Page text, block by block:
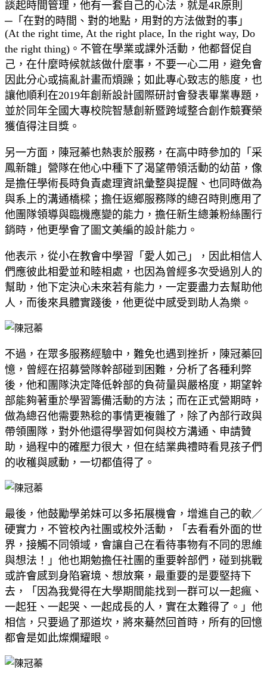
談起時間管理，他有一套自己的心法，就是4R原則
─「在對的時間、對的地點，用對的方法做對的事」
(At the right time, At the right place, In the right way, Do
the right thing)。不管在學業或課外活動，他都督促自
己，在什麼時候就該做什麼事，不要一心二用，避免會
因此分心或搞亂計畫而煩躁；如此專心致志的態度，也
讓他順利在2019年創新設計國際研討會發表畢業專題，
並於同年全國大專校院智慧創新暨跨域整合創作競賽榮
獲值得注目獎。
另一方面，陳冠蓁也熱衷於服務，在高中時參加的「采
鳳新雛」營隊在他心中種下了渴望帶領活動的幼苗，像
是擔任學術長時負責處理資訊彙整與提醒、也同時做為
與系上的溝通橋樑；擔任返鄉服務隊的總召時則應用了
他團隊領導與臨機應變的能力，擔任新生總兼粉絲團行
銷時，他更學會了圖文美編的設計能力。
他表示，從小在教會中學習「愛人如己」，因此相信人
們應彼此相愛並和睦相處，也因為曾經多次受過別人的
幫助，他下定決心未來若有能力，一定要盡力去幫助他
人，而後來具體實踐後，他更從中感受到助人為樂。
不過，在眾多服務經驗中，難免也遇到挫折，陳冠蓁回
憶，曾經在招募營隊幹部碰到困難，分析了各種利弊
後，他和團隊決定降低幹部的負荷量與嚴格度，期望幹
部能夠著重於學習籌備活動的方法；而在正式營期時，
做為總召他需要熟稔的事情更複雜了，除了內部行政與
帶領團隊，對外他還得學習如何與校方溝通、申請贊
助，過程中的確壓力很大，但在結業典禮時看見孩子們
的收穫與感動，一切都值得了。
最後，他鼓勵學弟妹可以多拓展機會，增進自己的軟／
硬實力，不管校內社團或校外活動，「去看看外面的世
界，接觸不同領域，會讓自己在看待事物有不同的思維
與想法！」他也期勉擔任社團的重要幹部們，碰到挑戰
或許會感到身陷窘境、想放棄，最重要的是要堅持下
去，「因為我覺得在大學期間能找到一群可以一起瘋、
一起狂、一起哭、一起成長的人，實在太難得了。」他
相信，只要過了那道坎，將來驀然回首時，所有的回憶
都會是如此燦爛耀眼。